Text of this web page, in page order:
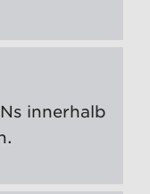
innerhalb